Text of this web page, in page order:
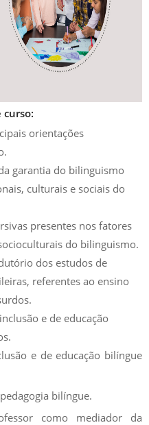
curso:
orientações
garantia do bilinguismo
culturais e sociais do
presentes nos fatores
do bilinguismo.
dos estudos de
referentes ao ensino
e de educação
e de educação bilíngue
bilíngue.
como mediador da